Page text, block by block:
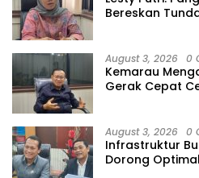
Bereskan
August 3, 2026 0
Kemarau
Gerak Cepat
August 3, 2026 0
Infrastruktur
Dorong